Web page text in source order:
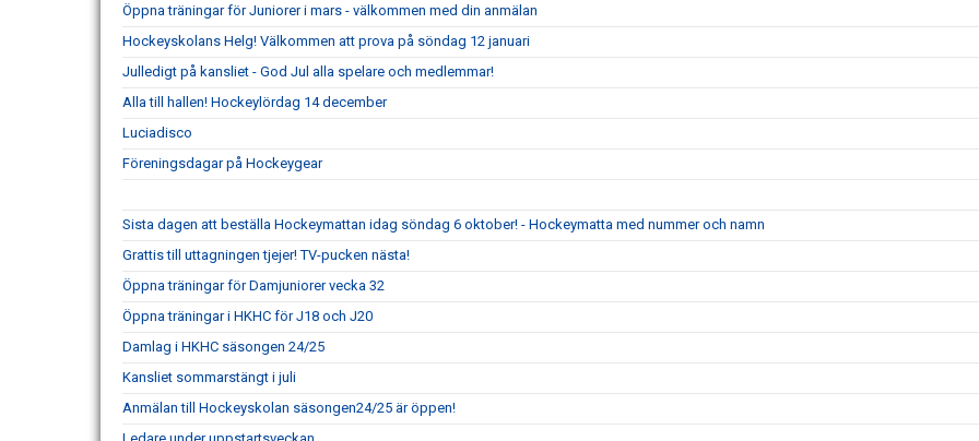
Öppna träningar för Juniorer i mars - välkommen med din anmälan
Hockeyskolans Helg! Välkommen att prova på söndag 12 januari
Julledigt på kansliet - God Jul alla spelare och medlemmar!
Alla till hallen! Hockeylördag 14 december
Luciadisco
Föreningsdagar på Hockeygear
Sista dagen att beställa Hockeymattan idag söndag 6 oktober! - Hockeymatta med nummer och namn
Grattis till uttagningen tjejer! TV-pucken nästa!
Öppna träningar för Damjuniorer vecka 32
Öppna träningar i HKHC för J18 och J20
Damlag i HKHC säsongen 24/25
Kansliet sommarstängt i juli
Anmälan till Hockeyskolan säsongen24/25 är öppen!